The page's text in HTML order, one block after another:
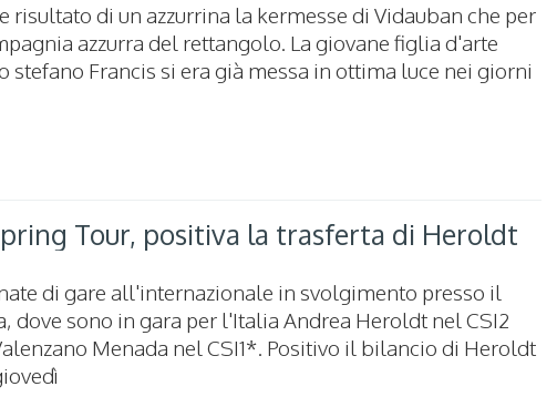
risultato di un azzurrina la kermesse di Vidauban che per
azzurra del rettangolo. La giovane figlia d'arte
stefano Francis si era già messa in ottima luce nei giorni
Tour, positiva la trasferta di Heroldt
di gare all'internazionale in svolgimento presso il
dove sono in gara per l'Italia Andrea Heroldt nel CSI2
Menada nel CSI1*. Positivo il bilancio di Heroldt